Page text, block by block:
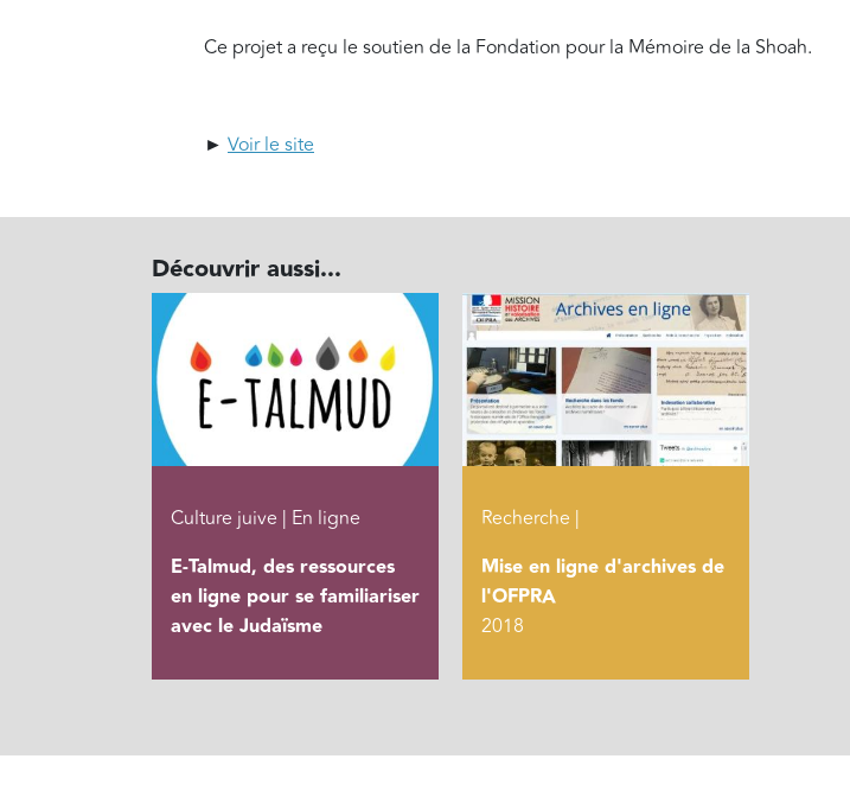
Ce projet a reçu le soutien de la Fondation pour la Mémoire de la Shoah.
► Voir le site
Découvrir aussi...
Culture juive | En ligne
E-Talmud, des ressources
en ligne pour se familiariser
avec le Judaïsme
Recherche |
Mise en ligne d'archives de
l'OFPRA
2018